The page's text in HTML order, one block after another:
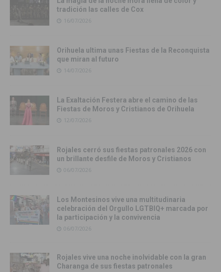
tradición las calles de Cox
16/07/2026
Orihuela ultima unas Fiestas de la Reconquista
que miran al futuro
14/07/2026
La Exaltación Festera abre el camino de las
Fiestas de Moros y Cristianos de Orihuela
12/07/2026
Rojales cerró sus fiestas patronales 2026 con
un brillante desfile de Moros y Cristianos
06/07/2026
Los Montesinos vive una multitudinaria
celebración del Orgullo LGTBIQ+ marcada por
la participación y la convivencia
06/07/2026
Rojales vive una noche inolvidable con la gran
Charanga de sus fiestas patronales